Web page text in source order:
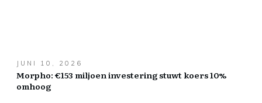
JUNI 10, 2026
Morpho: €153 miljoen investering stuwt koers 10%
omhoog